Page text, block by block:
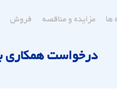
ها مزایده و مناقصه فروش
درخواست همکاری